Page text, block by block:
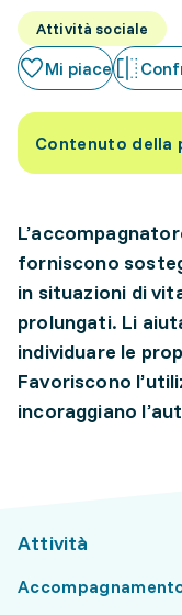
Attività sociale
Mi piace
Contenuto della
forniscono
in situazioni di
prolungati. Li
individuare le
Favoriscono
incoraggiano
Attività